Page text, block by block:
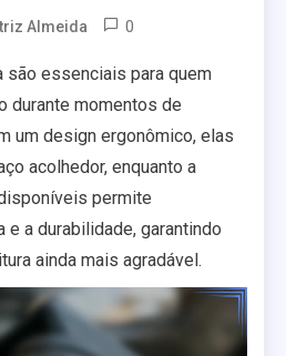
Almeida 0
são essenciais para quem
durante momentos de
um design ergonômico, elas
acolhedor, enquanto a
permite
a durabilidade, garantindo
ainda mais agradável.